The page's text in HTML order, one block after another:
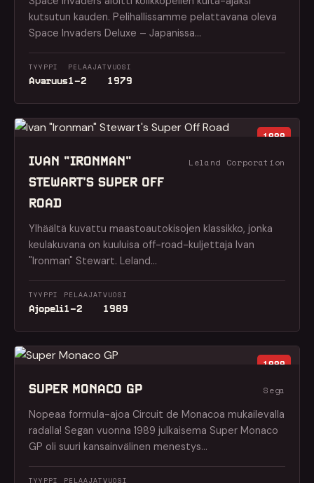
kutsutun kauden. Pelihallissamme pelattavana oleva
Space Invaders Deluxe – Japanissa…
TYYPPI
Avaruus
PELAAJAT
1–2
VUOSI
1979
1989
IVAN "IRONMAN"
STEWART'S SUPER OFF
ROAD
Leland Corporation
Ylhäältä kuvattu maastoautokisojen klassikko, jonka
keulakuvana on kuuluisa off-road-kuljettaja Ivan
"Ironman" Stewart. Leland…
TYYPPI
Ajopeli
PELAAJAT
1–2
VUOSI
1989
1989
SUPER MONACO GP Sega
Nopeaa formula-ajoa Circuit de Monacoa mukailevalla
radalla! Segan vuonna 1989 julkaisema Super Monaco
GP oli suuri kansainvälinen menestys…
TYYPPI PELAAJATVUOSI